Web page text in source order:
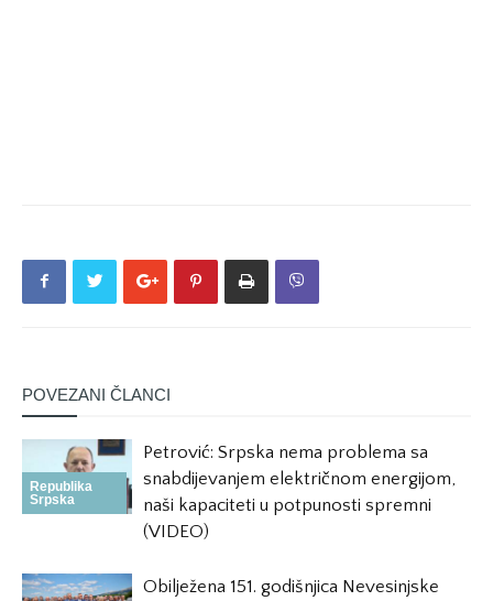
POVEZANI ČLANCI
Republika
Srpska
Petrović: Srpska nema problema sa
snabdijevanjem električnom energijom,
naši kapaciteti u potpunosti spremni
(VIDEO)
Obilježena 151. godišnjica Nevesinjske